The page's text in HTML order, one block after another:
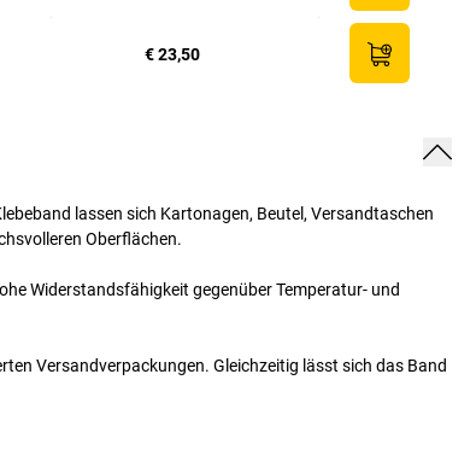
€ 23,50
lassen sich Kartonagen, Beutel, Versandtaschen
Oberflächen.
Widerstandsfähigkeit gegenüber Temperatur- und
Versandverpackungen. Gleichzeitig lässt sich das Band